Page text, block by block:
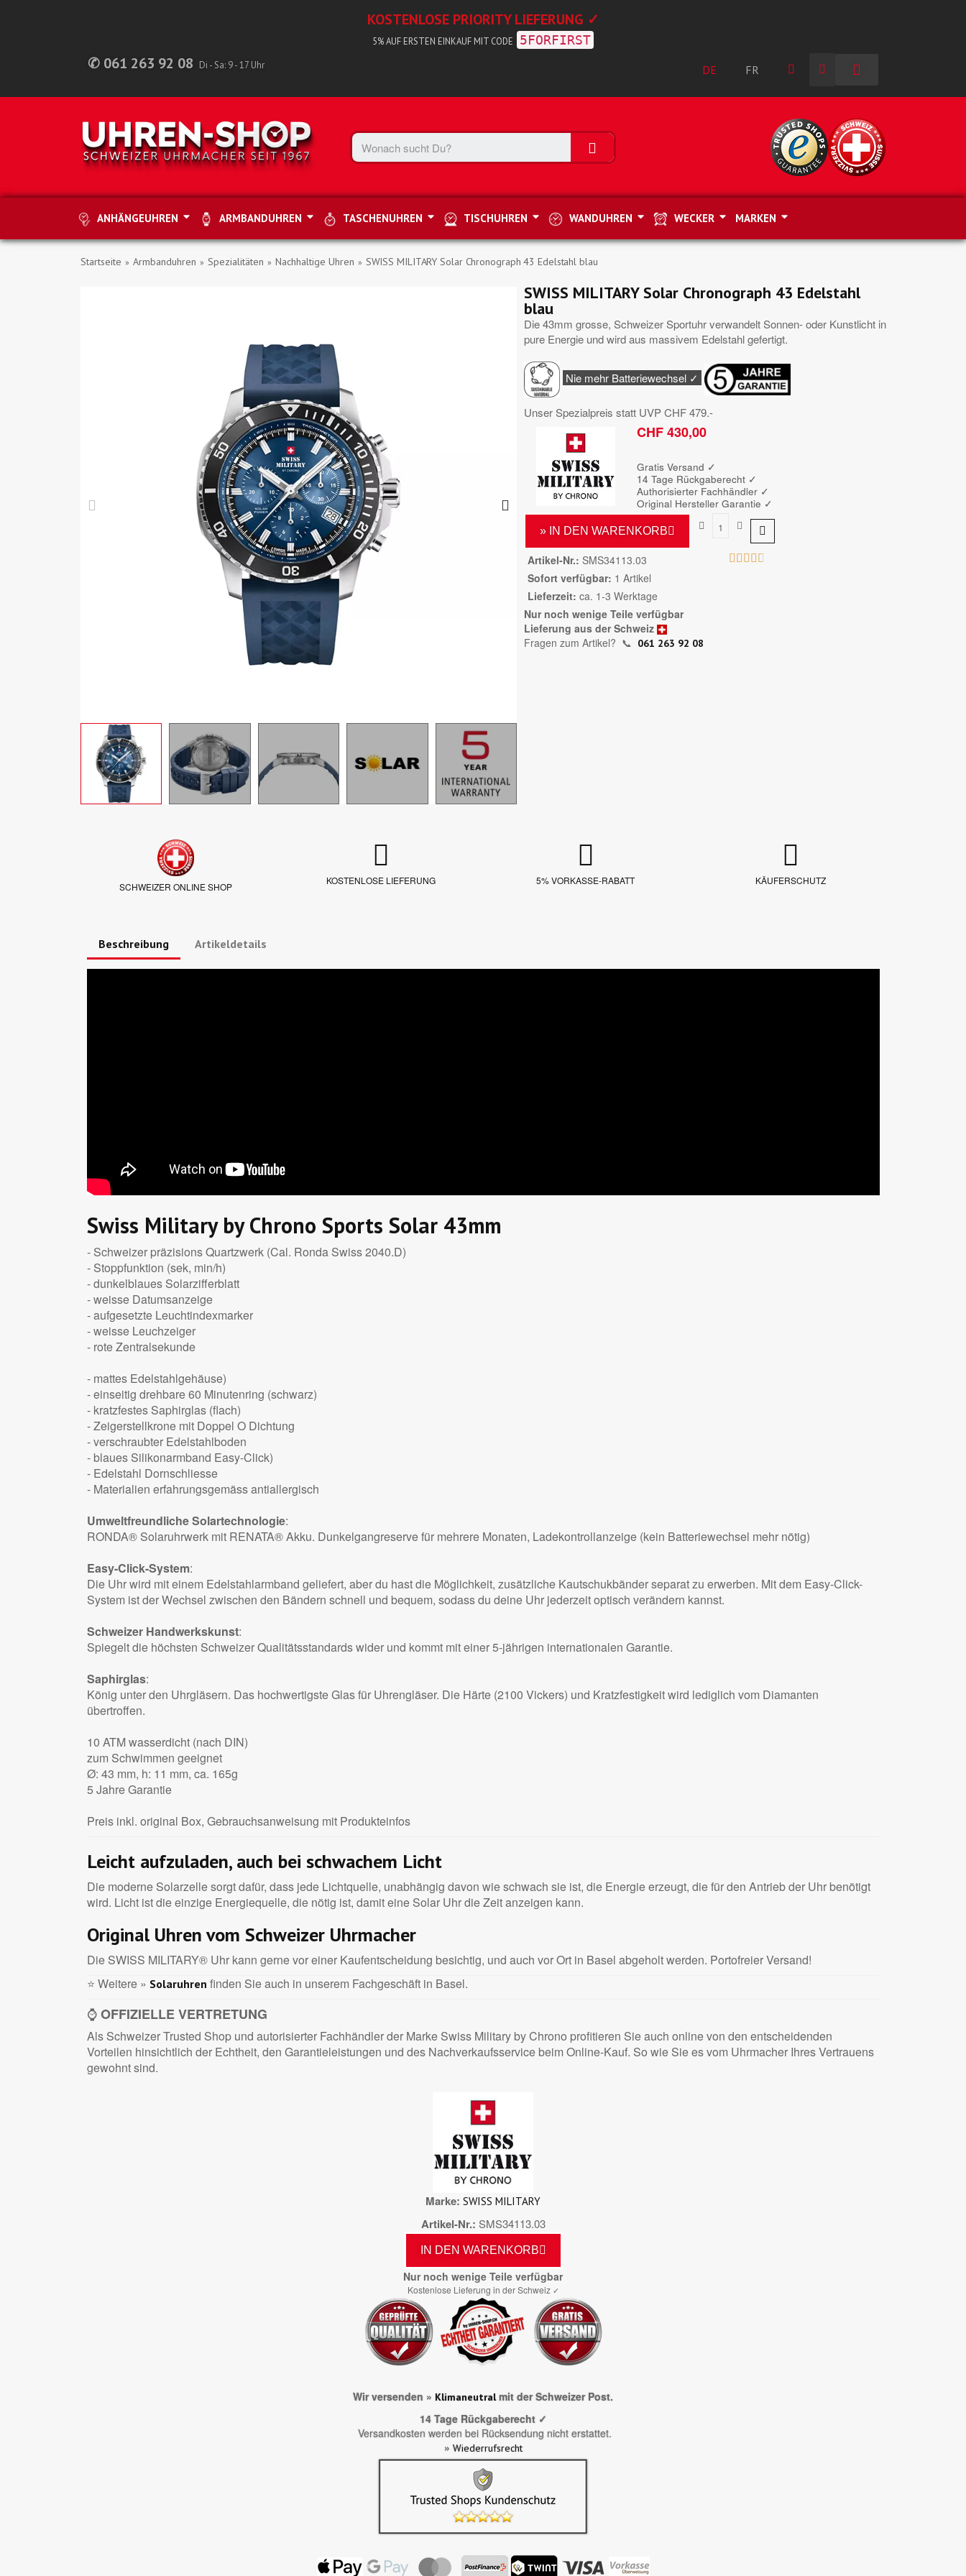
KOSTENLOSE PRIORITY LIEFERUNG ✓
5% AUF ERSTEN EINKAUF MIT CODE 5FORFIRST
✆ 061 263 92 08 Di - Sa: 9 - 17 Uhr DE FR
ANHÄNGEUHREN ARMBANDUHREN TASCHENUHREN TISCHUHREN WANDUHREN WECKER MARKEN
Startseite Armbanduhren Spezialitäten Nachhaltige Uhren SWISS MILITARY Solar Chronograph 43 Edelstahl blau
SWISS MILITARY Solar Chronograph 43 Edelstahl
blau
Die 43mm grosse, Schweizer Sportuhr verwandelt Sonnen- oder Kunstlicht in
pure Energie und wird aus massivem Edelstahl gefertigt.
Nie mehr Batteriewechsel ✓
Unser Spezialpreis statt UVP CHF 479.-
CHF 430,00
Gratis Versand ✓
14 Tage Rückgaberecht ✓
Authorisierter Fachhändler ✓
Original Hersteller Garantie ✓
» IN DEN WARENKORB
Artikel-Nr. SMS34113.03
Sofort verfügbar 1 Artikel
Lieferzeit ca. 1-3 Werktage
    
Nur noch wenige Teile verfügbar
Lieferung aus der Schweiz
Fragen zum Artikel? 📞 061 263 92 08
SCHWEIZER ONLINE SHOP
KOSTENLOSE LIEFERUNG 5% VORKASSE-RABATT KÄUFERSCHUTZ
Beschreibung Artikeldetails
Swiss Military by Chrono Sports Solar 43mm
- Schweizer präzisions Quartzwerk (Cal. Ronda Swiss 2040.D)
- Stoppfunktion (sek, min/h)
- dunkelblaues Solarzifferblatt
- weisse Datumsanzeige
- aufgesetzte Leuchtindexmarker
- weisse Leuchzeiger
- rote Zentralsekunde
- mattes Edelstahlgehäuse)
- einseitig drehbare 60 Minutenring (schwarz)
- kratzfestes Saphirglas (flach)
- Zeigerstellkrone mit Doppel O Dichtung
- verschraubter Edelstahlboden
- blaues Silikonarmband Easy-Click)
- Edelstahl Dornschliesse
- Materialien erfahrungsgemäss antiallergisch
Umweltfreundliche Solartechnologie:
RONDA® Solaruhrwerk mit RENATA® Akku. Dunkelgangreserve für mehrere Monaten, Ladekontrollanzeige (kein Batteriewechsel mehr nötig)
Easy-Click-System:
Die Uhr wird mit einem Edelstahlarmband geliefert, aber du hast die Möglichkeit, zusätzliche Kautschukbänder separat zu erwerben. Mit dem Easy-Click-
System ist der Wechsel zwischen den Bändern schnell und bequem, sodass du deine Uhr jederzeit optisch verändern kannst.
Schweizer Handwerkskunst:
Spiegelt die höchsten Schweizer Qualitätsstandards wider und kommt mit einer 5-jährigen internationalen Garantie.
Saphirglas:
König unter den Uhrgläsern. Das hochwertigste Glas für Uhrengläser. Die Härte (2100 Vickers) und Kratzfestigkeit wird lediglich vom Diamanten
übertroffen.
10 ATM wasserdicht (nach DIN)
zum Schwimmen geeignet
Ø: 43 mm, h: 11 mm, ca. 165g
5 Jahre Garantie
Preis inkl. original Box, Gebrauchsanweisung mit Produkteinfos
Leicht aufzuladen, auch bei schwachem Licht
Die moderne Solarzelle sorgt dafür, dass jede Lichtquelle, unabhängig davon wie schwach sie ist, die Energie erzeugt, die für den Antrieb der Uhr benötigt
wird. Licht ist die einzige Energiequelle, die nötig ist, damit eine Solar Uhr die Zeit anzeigen kann.
Original Uhren vom Schweizer Uhrmacher
Die SWISS MILITARY® Uhr kann gerne vor einer Kaufentscheidung besichtig, und auch vor Ort in Basel abgeholt werden. Portofreier Versand!
⭐ Weitere » Solaruhren finden Sie auch in unserem Fachgeschäft in Basel.
⌚OFFIZIELLE VERTRETUNG
Als Schweizer Trusted Shop und autorisierter Fachhändler der Marke Swiss Military by Chrono profitieren Sie auch online von den entscheidenden
Vorteilen hinsichtlich der Echtheit, den Garantieleistungen und des Nachverkaufsservice beim Online-Kauf. So wie Sie es vom Uhrmacher Ihres Vertrauens
gewohnt sind.
Marke SWISS MILITARY
Artikel-Nr. SMS34113.03
IN DEN WARENKORB
Nur noch wenige Teile verfügbar
Kostenlose Lieferung in der Schweiz ✓
Wir versenden » Klimaneutralmit der Schweizer Post.
14 Tage Rückgaberecht ✓
Versandkosten werden bei Rücksendung nicht erstattet.
» Wiederrufsrecht